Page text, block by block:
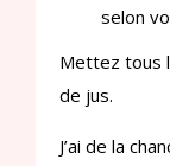
selon
Mettez tous
de jus.
J’ai de la